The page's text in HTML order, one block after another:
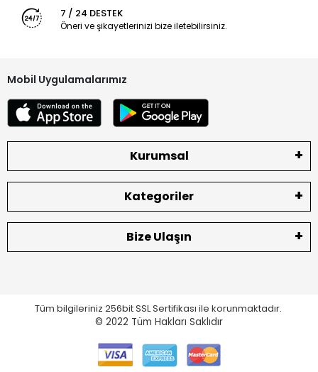
7 / 24 DESTEK
Öneri ve şikayetlerinizi bize iletebilirsiniz.
Mobil Uygulamalarımız
Kurumsal
Kategoriler
Bize Ulaşın
Tüm bilgileriniz 256bit SSL Sertifikası ile korunmaktadır.
© 2022 Tüm Hakları Saklıdır